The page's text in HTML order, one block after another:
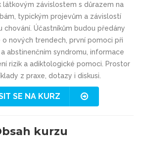
látkovým závislostem s důrazem na
typickým projevům a závislostí
chování. Účastníkům budou předány
o nových trendech, první pomoci při
abstinenčním syndromu, informace
rizik a adiktologické pomoci. Prostor
z praxe, dotazy i diskusi.
SE NA KURZ
kurzu